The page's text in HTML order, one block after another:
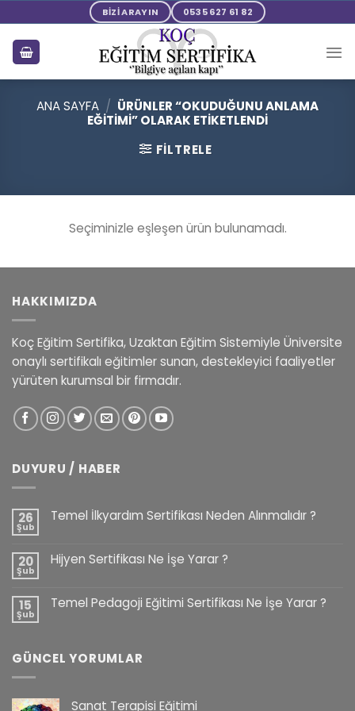
to
content
BİZİ ARAYIN 0535 627 61 82
ANA SAYFA / ÜRÜNLER “OKUDUĞUNU ANLAMA
EĞITIMI” OLARAK ETIKETLENDI
FILTRELE
Seçiminizle eşleşen ürün bulunamadı.
HAKKIMIZDA
Koç Eğitim Sertifika, Uzaktan Eğitim Sistemiyle Üniversite
onaylı sertifikalı eğitimler sunan, destekleyici faaliyetler
yürüten kurumsal bir firmadır.
DUYURU / HABER
26
Şub
Temel İlkyardım Sertifikası Neden Alınmalıdır ?
20
Şub
Hijyen Sertifikası Ne İşe Yarar ?
15
Şub
Temel Pedagoji Eğitimi Sertifikası Ne İşe Yarar ?
GÜNCEL YORUMLAR
Sanat Terapisi Eğitimi